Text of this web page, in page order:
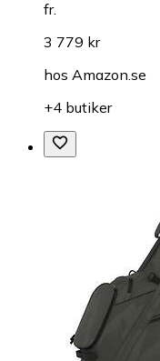
fr.
3 779 kr
hos Amazon.se
+4 butiker